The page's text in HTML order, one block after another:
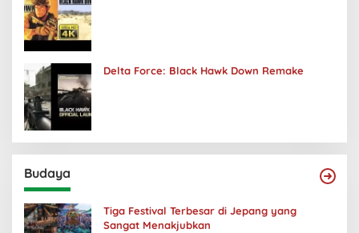
Delta Force: Black Hawk Down Remake
Budaya
Tiga Festival Terbesar di Jepang yang
Sangat Menakjubkan